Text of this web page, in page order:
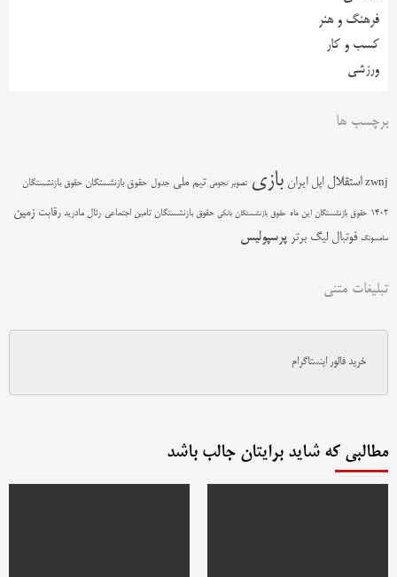
فرهنگ و هنر
کسب و کار
ورزشی
برچسب ها
zwnj استقلال اپل ایران بازی تصویر نجومی تیم ملی جدول حقوق بازنشستگان حقوق بازنشستگان
1402 حقوق بازنشستگان این ماه حقوق بازنشستگان بانکی حقوق بازنشستگان تامین اجتماعی رئال مادرید رقابت زمین
سامسونگ فوتبال لیگ برتر پرسپولیس
تبلیغات متنی
خرید فالور اینستاگرام
مطالبی که شاید برایتان جالب باشد